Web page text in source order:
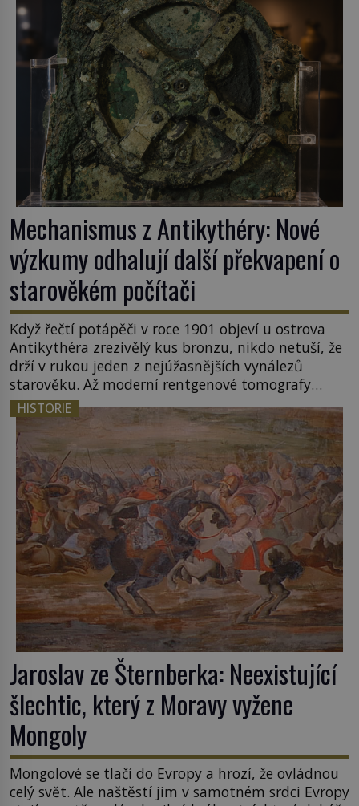
Mechanismus z Antikythéry: Nové
výzkumy odhalují další překvapení o
starověkém počítači
Když řečtí potápěči v roce 1901 objeví u ostrova
Antikythéra zrezivělý kus bronzu, nikdo netuší, že
drží v rukou jeden z nejúžasnějších vynálezů
starověku. Až moderní rentgenové tomografy
odhalí desítky ozubených kol ukrytých uvnitř.
Mechanismus z Antikythéry je dnes považován za
nejstarší známý analogový počítač na světě. Přesto
ani po více než sto letech výzkumu […]
HISTORIE
Jaroslav ze Šternberka: Neexistující
šlechtic, který z Moravy vyžene
Mongoly
Mongolové se tlačí do Evropy a hrozí, že ovládnou
celý svět. Ale naštěstí jim v samotném srdci Evropy